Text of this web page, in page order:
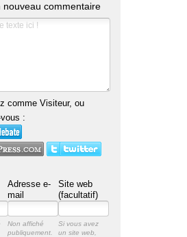
nouveau commentaire
comme Visiteur, ou
:
Adresse e-
mail
Site web
(facultatif)
Non affiché
publiquement.
Si vous avez
un site web,